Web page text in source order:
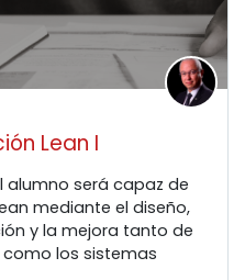
Lean I
alumno será capaz de
mediante el diseño,
y la mejora tanto de
los sistemas